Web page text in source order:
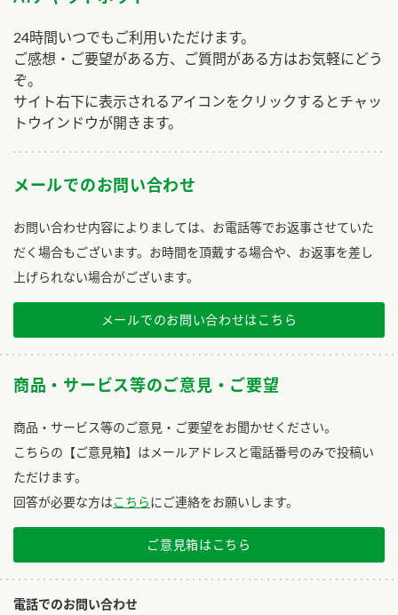
24時間いつでもご利用いただけます。
ご感想・ご要望がある方、ご質問がある方はお気軽にどう
ぞ。
サイト右下に表示されるアイコンをクリックするとチャッ
トウインドウが開きます。
メールでのお問い合わせ
お問い合わせ内容によりましては、お電話等でお返事させていた
だく場合もございます。お時間を頂戴する場合や、お返事を差し
上げられない場合がございます。
メールでのお問い合わせはこちら
商品・サービス等のご意見・ご要望
商品・サービス等のご意見・ご要望をお聞かせください。
こちらの【ご意見箱】はメールアドレスと電話番号のみで投稿い
ただけます。
回答が必要な方はこちらにご連絡をお願いします。
ご意見箱はこちら
電話でのお問い合わせ